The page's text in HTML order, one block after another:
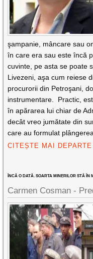
şampanie, mâncare sau
în care era sau este încă
cuvinte, pe asta se poate
Livezeni, aşa cum reiese
procurorii din Petroşani,
instrumentare. Practic,
în apărarea lui chiar de
decât vreo jumătate din
care au formulat
CITEȘTE MAI DEPARTE
ÎNCĂ O DATĂ. SOARTA MINERILOR STĂ ÎN
Carmen Cosman -